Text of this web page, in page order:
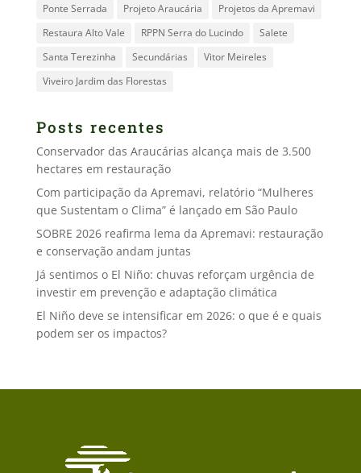
Ponte Serrada
Projeto Araucária
Projetos da Apremavi
Restaura Alto Vale
RPPN Serra do Lucindo
Salete
Santa Terezinha
Secundárias
Vitor Meireles
Viveiro Jardim das Florestas
Posts recentes
Conservador das Araucárias alcança mais de 3.500
hectares em restauração
Com participação da Apremavi, relatório “Mulheres
que Sustentam o Clima” é lançado em São Paulo
SOBRE 2026 reafirma lema da Apremavi: restauração
e conservação andam juntas
Já sentimos o El Niño: chuvas reforçam urgência de
investir em prevenção e adaptação climática
El Niño deve se intensificar em 2026: o que é e quais
podem ser os impactos?